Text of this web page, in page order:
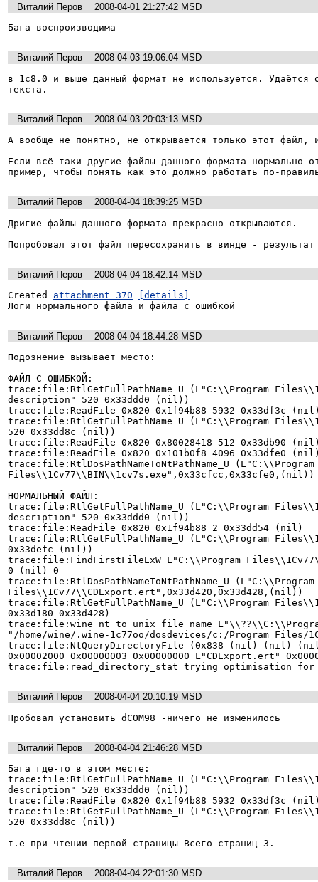
Виталий Перов
2008-04-01 21:27:42 MSD
Бага воспроизводима
Виталий Перов
2008-04-03 19:06:04 MSD
в 1с8.0 и выше данный формат не используется. Удаётся
текста.
Виталий Перов
2008-04-03 20:03:13 MSD
А вообще не понятно, не открывается только этот
Если всё-таки другие файлы данного формата нормально
пример, чтобы понять как это должно работать по-
Виталий Перов
2008-04-04 18:39:25 MSD
Дригие файлы данного формата прекрасно открываются.
Попробовал этот файл пересохранить в винде -
Виталий Перов
2008-04-04 18:42:14 MSD
Created attachment 370
[details]
Логи нормального файла и файла с ошибкой
Виталий Перов
2008-04-04 18:44:28 MSD
Подознение вызывает место:
ФАЙЛ С ОШИБКОЙ:
trace:file:RtlGetFullPathName_U (L"C:\\Program
description" 520 0x33ddd0 (nil))
trace:file:ReadFile 0x820 0x1f94b88 5932 0x33df3c
trace:file:RtlGetFullPathName_U (L"C:\\Program
520 0x33dd8c (nil))
trace:file:ReadFile 0x820 0x80028418 512 0x33db90
trace:file:ReadFile 0x820 0x101b0f8 4096 0x33dfe0
trace:file:RtlDosPathNameToNtPathName_U (L"C:\\Program
Files\\1Cv77\\BIN\\1cv7s.exe",0x33cfcc,0x33cfe0,(nil))
НОРМАЛЬНЫЙ ФАЙЛ:
trace:file:RtlGetFullPathName_U (L"C:\\Program
description" 520 0x33ddd0 (nil))
trace:file:ReadFile 0x820 0x1f94b88 2 0x33dd54 (nil)
trace:file:RtlGetFullPathName_U (L"C:\\Program
0x33defc (nil))
trace:file:FindFirstFileExW L"C:\\Program
0 (nil) 0
trace:file:RtlDosPathNameToNtPathName_U (L"C:\\Program
Files\\1Cv77\\CDExport.ert",0x33d420,0x33d428,(nil))
trace:file:RtlGetFullPathName_U (L"C:\\Program
0x33d180 0x33d428)
trace:file:wine_nt_to_unix_file_name
"/home/wine/.wine-1c77oo/dosdevices/c:/Program Files/
trace:file:NtQueryDirectoryFile (0x838 (nil) (nil) (nil)
0x00002000 0x00000003 0x00000000 L"CDExport.ert"
trace:file:read_directory_stat trying optimisation for
Виталий Перов
2008-04-04 20:10:19 MSD
Пробовал установить dCOM98 -ничего не изменилось
Виталий Перов
2008-04-04 21:46:28 MSD
Бага где-то в этом месте:
trace:file:RtlGetFullPathName_U (L"C:\\Program
description" 520 0x33ddd0 (nil))
trace:file:ReadFile 0x820 0x1f94b88 5932 0x33df3c
trace:file:RtlGetFullPathName_U (L"C:\\Program
520 0x33dd8c (nil))
т.е при чтении первой страницы Всего страниц 3.
Виталий Перов 2008-04-04 22:01:30 MSD